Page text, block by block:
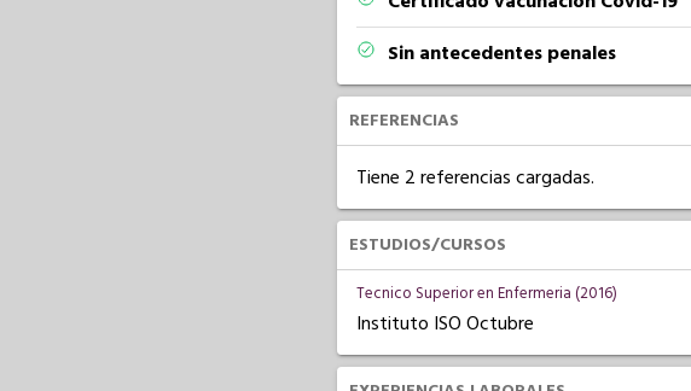
Sin antecedentes penales
REFERENCIAS
Tiene 2 referencias cargadas.
ESTUDIOS/CURSOS
Tecnico Superior en Enfermeria (2016)
Instituto ISO Octubre